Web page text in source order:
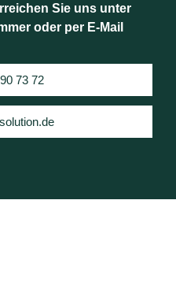
Sie uns unter
oder per E-Mail
73 72